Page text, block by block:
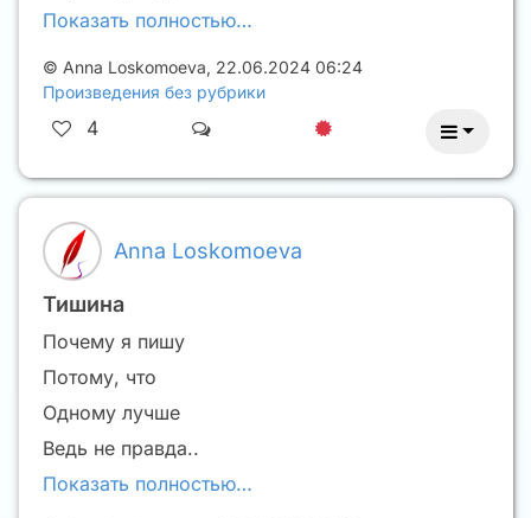
Показать полностью…
© Anna Loskomoeva, 22.06.2024 06:24
Произведения без рубрики
4
Anna Loskomoeva
Тишина
Почему я пишу
Потому, что
Одному лучше
Ведь не правда..
Показать полностью…